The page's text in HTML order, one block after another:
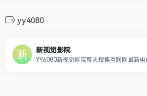
yy4080
新视觉影院